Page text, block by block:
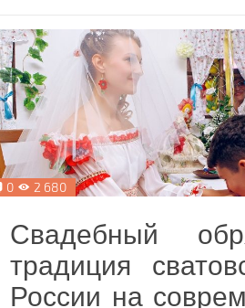
0 2 680
Свадебный
традиция
России на